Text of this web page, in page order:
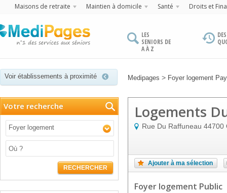
Maisons de retraite Maintien à domicile Santé Droits et
LES
SENIORS DE
A À Z
Voir établissements à proximité Medipages > Foyer logement
Votre recherche
Foyer logement
RECHERCHER
Logements
Rue Du Raffuneau 44700
Ajouter à ma sélection
Foyer logement Public